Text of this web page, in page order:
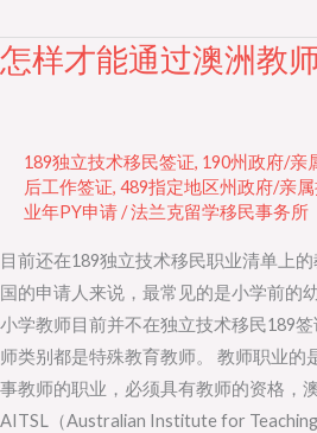
怎样才能通过澳洲教
189独立技术移民签证, 190州政府/亲
后工作签证, 489指定地区州政府/亲
业年PY申请/法兰克留学移民事务所
目前还在189独立技术移民职业清单上
国的申请人来说，最常见的是小学前的
小学教师目前并不在独立技术移民189
师类别都是特殊教育教师。 教师职业的
事教师的职业，必须具有教师的资格，
AITSL（Australian Institute for
怎